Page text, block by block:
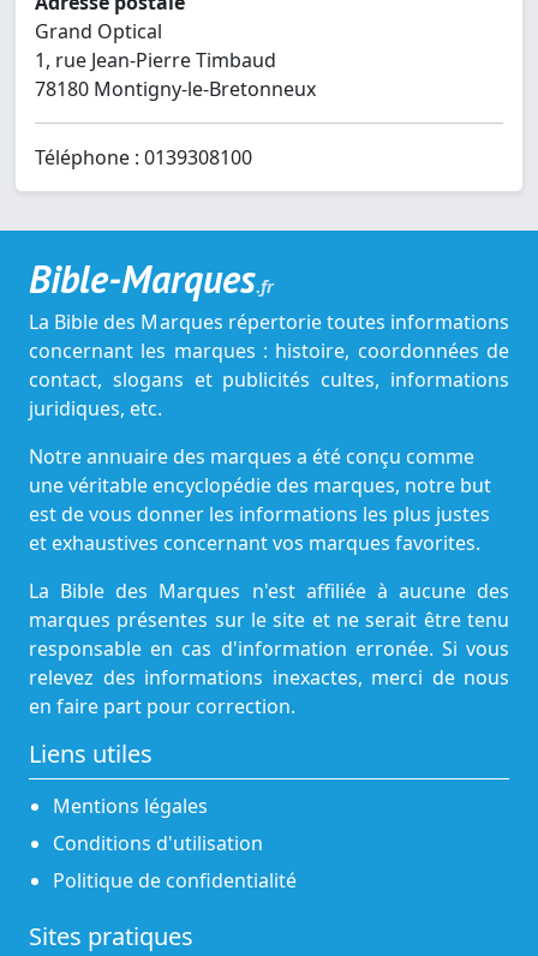
Grand Optical
1, rue Jean-Pierre Timbaud
78180 Montigny-le-Bretonneux
Téléphone : 0139308100
Bible-Marques.fr
La Bible des Marques répertorie toutes informations
concernant les marques : histoire, coordonnées de
contact, slogans et publicités cultes, informations
juridiques, etc.
Notre annuaire des marques a été conçu comme
une véritable encyclopédie des marques, notre but
est de vous donner les informations les plus justes
et exhaustives concernant vos marques favorites.
La Bible des Marques n'est affiliée à aucune des
marques présentes sur le site et ne serait être tenu
responsable en cas d'information erronée. Si vous
relevez des informations inexactes, merci de nous
en faire part pour correction.
Liens utiles
Mentions légales
Conditions d'utilisation
Politique de confidentialité
Sites pratiques